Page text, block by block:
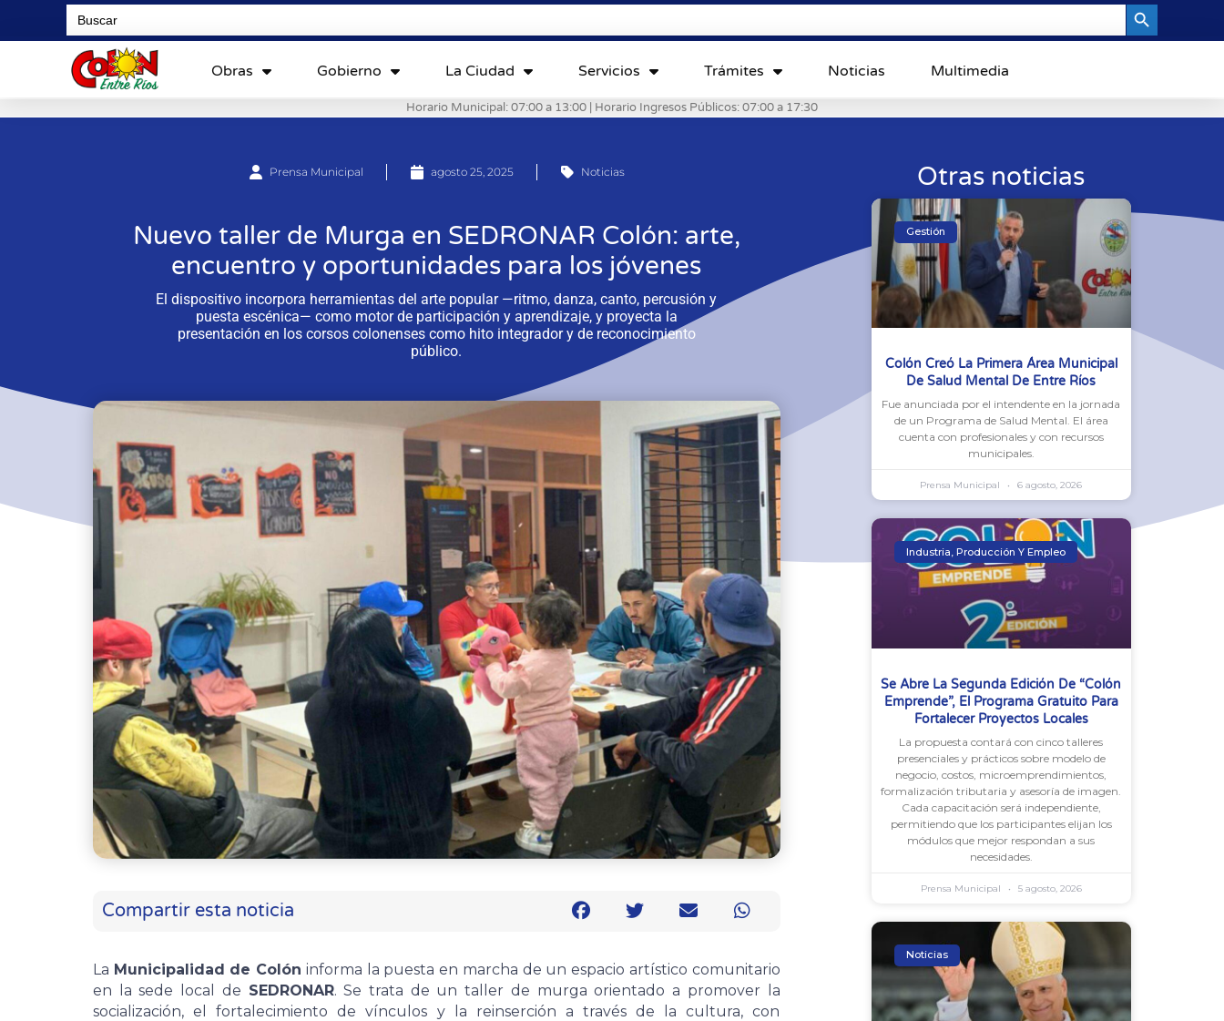
Search
for:
Obras Gobierno La Ciudad Servicios Trámites Noticias Multimedia
Horario Municipal: 07:00 a 13:00 | Horario Ingresos Públicos: 07:00 a 17:30
Prensa Municipal agosto 25, 2025 Noticias
Nuevo taller de Murga en SEDRONAR Colón: arte,
encuentro y oportunidades para los jóvenes
El dispositivo incorpora herramientas del arte popular —ritmo, danza, canto, percusión y
puesta escénica— como motor de participación y aprendizaje, y proyecta la
presentación en los corsos colonenses como hito integrador y de reconocimiento
público.
Compartir esta noticia
La Municipalidad de Colón informa la puesta en marcha de un espacio artístico comunitario
en la sede local de SEDRONAR. Se trata de un taller de murga orientado a promover la
socialización, el fortalecimiento de vínculos y la reinserción a través de la cultura, con
Otras noticias
Gestión
Colón Creó La Primera Área Municipal
De Salud Mental De Entre Ríos
Fue anunciada por el intendente en la jornada
de un Programa de Salud Mental. El área
cuenta con profesionales y con recursos
municipales.
Prensa Municipal 6 agosto, 2026
Industria, Producción Y Empleo
Se Abre La Segunda Edición De “Colón
Emprende”, El Programa Gratuito Para
Fortalecer Proyectos Locales
La propuesta contará con cinco talleres
presenciales y prácticos sobre modelo de
negocio, costos, microemprendimientos,
formalización tributaria y asesoría de imagen.
Cada capacitación será independiente,
permitiendo que los participantes elijan los
módulos que mejor respondan a sus
necesidades.
Prensa Municipal 5 agosto, 2026
Noticias